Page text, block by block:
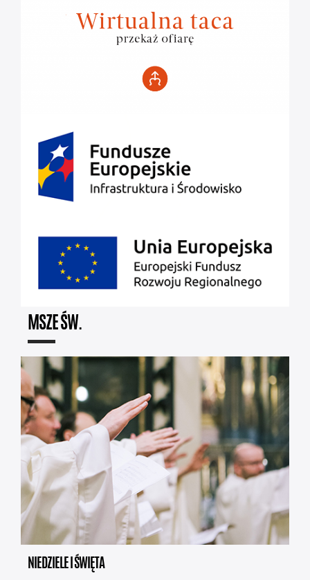
MSZE ŚW.
NIEDZIELE I ŚWIĘTA